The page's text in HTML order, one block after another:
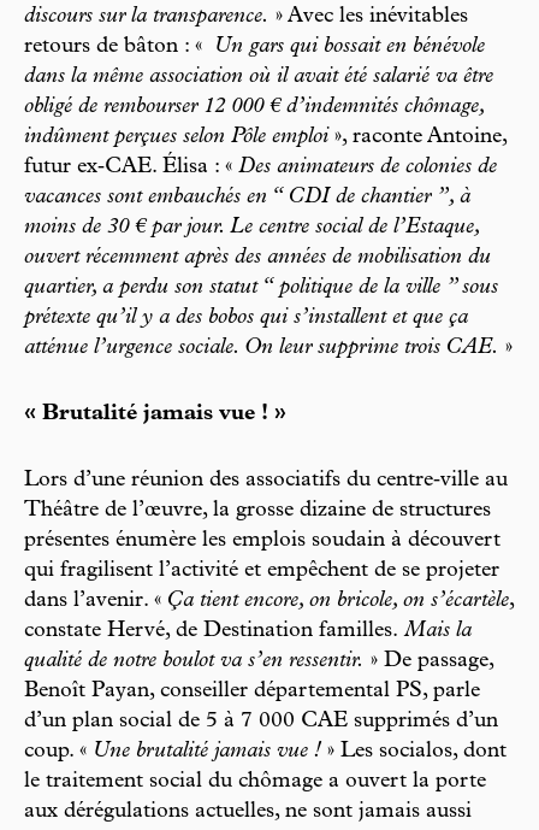
discours sur la transparence. » Avec les inévitables
retours de bâton : «
Un gars qui bossait en bénévole
dans la même association où il avait été salarié va être
obligé de rembourser 12 000 € d’indemnités chômage,
indûment perçues selon Pôle emploi », raconte Antoine,
futur ex‑­CAE. Élisa : « Des animateurs de colonies de
vacances sont embauchés en “ CDI de chantier ”, à
moins de 30 € par jour. Le centre social de l’Estaque,
ouvert récemment après des années de mobilisation du
quartier, a perdu son statut “ politique de la ville ” sous
prétexte qu’il y a des bobos qui s’installent et que ça
atténue l’urgence sociale. On leur supprime trois CAE. »
« Brutalité jamais vue ! »
Lors d’une réunion des associatifs du centre‑­ville au
Théâtre de l’œuvre, la grosse dizaine de structures
présentes énumère les emplois soudain à découvert
qui fragilisent l’activité et empêchent de se projeter
dans l’avenir. « Ça tient encore, on bricole, on s’écartèle,
constate Hervé, de Destination familles. Mais la
qualité de notre boulot va s’en ressentir. » De passage,
Benoît Payan, conseiller départemental PS, parle
d’un plan social de 5 à 7 000 CAE supprimés d’un
coup. « Une brutalité jamais vue ! » Les socialos, dont
le traitement social du chômage a ouvert la porte
aux dérégulations actuelles, ne sont jamais aussi